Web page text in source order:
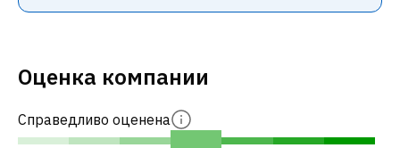
Оценка компании
Справедливо оценена